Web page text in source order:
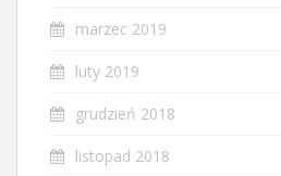
marzec 2019
luty 2019
grudzień 2018
listopad 2018